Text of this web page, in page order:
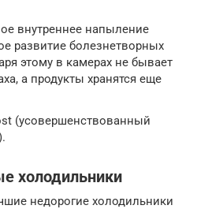
внутреннее напыление
развитие болезнетворных
этому в камерах не бывает
а продукты хранятся еще
(усовершенствованный
холодильники
недорогие холодильники